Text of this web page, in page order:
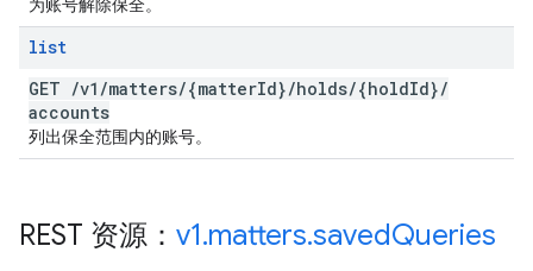
为账号解除保全。
list
GET /v1 /matters/{matterId}/holds/{holdId}/
accounts
列出保全范围内的账号。
REST 资源： v1.matters.savedQueries